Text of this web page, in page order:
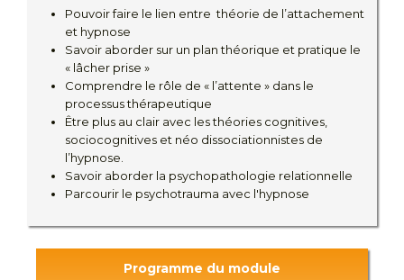
Pouvoir faire le lien entre théorie de l’attachement
et hypnose
Savoir aborder sur un plan théorique et pratique le
« lâcher prise »
Comprendre le rôle de « l’attente » dans le
processus thérapeutique
Être plus au clair avec les théories cognitives,
sociocognitives et néo dissociationnistes de
l’hypnose.
Savoir aborder la psychopathologie relationnelle
Parcourir le psychotrauma avec l'hypnose
Programme du module